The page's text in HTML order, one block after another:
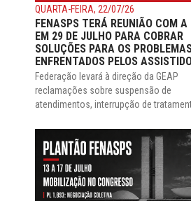
QUARTA-FEIRA, 22/07/26
FENASPS TERÁ REUNIÃO COM A
EM 29 DE JULHO PARA COBRAR
SOLUÇÕES PARA OS
ENFRENTADOS PELOS
Federação levará à direção da GEAP
reclamações sobre suspensão de
atendimentos, interrupção de